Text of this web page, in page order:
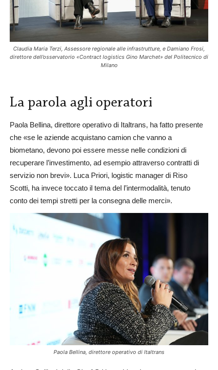
Claudia Maria Terzi, Assessore regionale alle infrastrutture, e Damiano Frosi,
direttore dell’osservatorio «Contract logistics Gino Marchet» del Politecnico di
Milano
La parola agli operatori
Paola Bellina, direttore operativo di Italtrans, ha fatto presente
che «se le aziende acquistano camion che vanno a
biometano, devono poi essere messe nelle condizioni di
recuperare l’investimento, ad esempio attraverso contratti di
servizio non brevi». Luca Priori, logistic manager di Riso
Scotti, ha invece toccato il tema del l’intermodalità, tenuto
conto dei tempi stretti per la consegna delle merci».
Paola Bellina, direttore operativo di Italtrans